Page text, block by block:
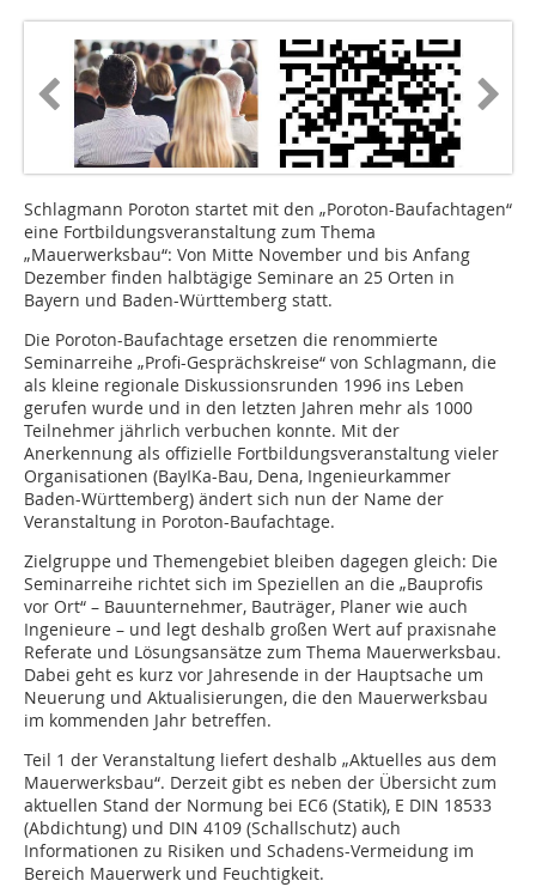
Schlagmann Poroton startet mit den „Poroton-Baufachtagen“
eine Fortbildungsveranstaltung zum Thema
„Mauerwerksbau“: Von Mitte November und bis Anfang
Dezember finden halbtägige Seminare an 25 Orten in
Bayern und Baden-Württemberg statt.
Die Poroton-Baufachtage ersetzen die renommierte
Seminarreihe „Profi-Gesprächskreise“ von Schlagmann, die
als kleine regionale Diskussionsrunden 1996 ins Leben
gerufen wurde und in den letzten Jahren mehr als 1000
Teilnehmer jährlich verbuchen konnte. Mit der
Anerkennung als offizielle Fortbildungsveranstaltung vieler
Organisationen (BayIKa-Bau, Dena, Ingenieurkammer
Baden-Württemberg) ändert sich nun der Name der
Veranstaltung in Poroton-Baufachtage.
Zielgruppe und Themengebiet bleiben dagegen gleich: Die
Seminarreihe richtet sich im Speziellen an die „Bauprofis
vor Ort“ – Bauunternehmer, Bauträger, Planer wie auch
Ingenieure – und legt deshalb großen Wert auf praxisnahe
Referate und Lösungsansätze zum Thema Mauerwerksbau.
Dabei geht es kurz vor Jahresende in der Hauptsache um
Neuerung und Aktualisierungen, die den Mauerwerksbau
im kommenden Jahr betreffen.
Teil 1 der Veranstaltung liefert deshalb „Aktuelles aus dem
Mauerwerksbau“. Derzeit gibt es neben der Übersicht zum
aktuellen Stand der Normung bei EC6 (Statik), E DIN 18533
(Abdichtung) und DIN 4109 (Schallschutz) auch
Informationen zu Risiken und Schadens-Vermeidung im
Bereich Mauerwerk und Feuchtigkeit.